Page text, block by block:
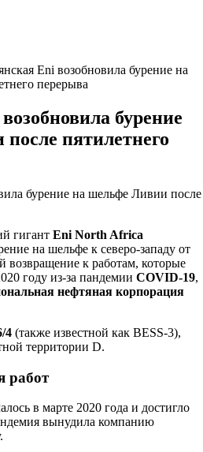
Eni возобновила бурение на
перерыва
бурение
пятилетнего
гигант Eni North Africa
на шельфе к северо-западу от
возвращение к работам, которые
году из-за пандемии COVID-19,
нефтяная корпорация
4 (также известной как BESS-3),
территории D.
работ
в марте 2020 года и достигло
вынудила компанию